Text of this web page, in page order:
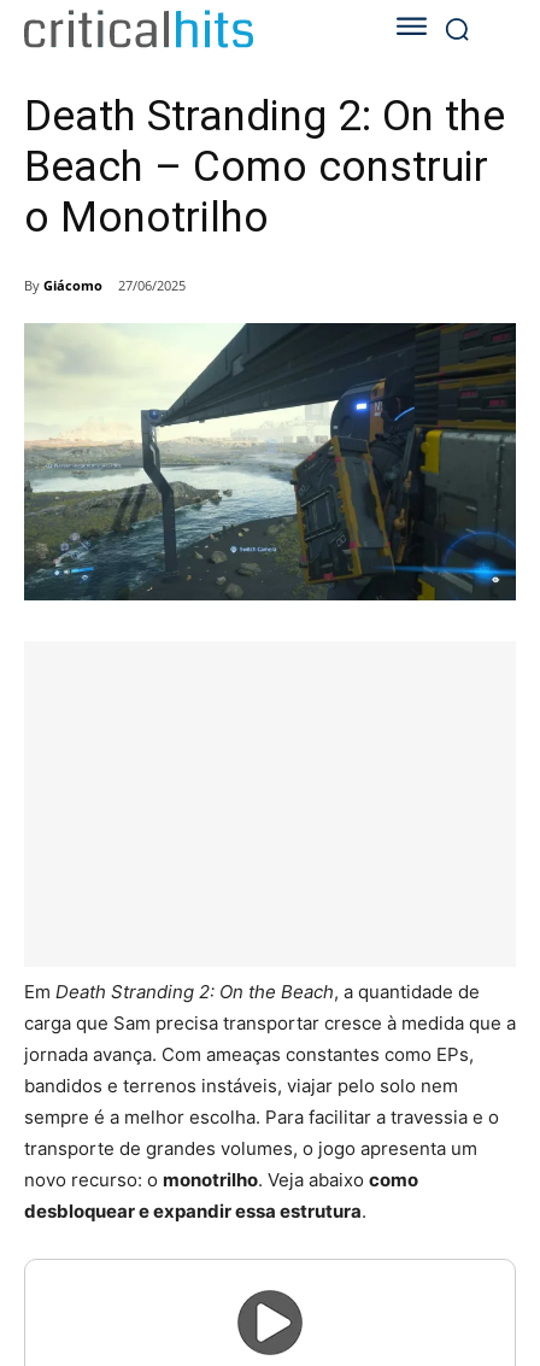
Death Stranding 2: On the
Beach – Como construir
o Monotrilho
By Giácomo 27/06/2025
Em Death Stranding 2: On the Beach, a quantidade de
carga que Sam precisa transportar cresce à medida que a
jornada avança. Com ameaças constantes como EPs,
bandidos e terrenos instáveis, viajar pelo solo nem
sempre é a melhor escolha. Para facilitar a travessia e o
transporte de grandes volumes, o jogo apresenta um
novo recurso: o monotrilho. Veja abaixo como
desbloquear e expandir essa estrutura.